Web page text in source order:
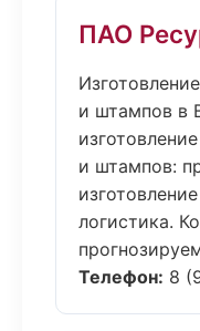
ПАО
и штампов в
и штампов:
логистика.
Телефон: 8